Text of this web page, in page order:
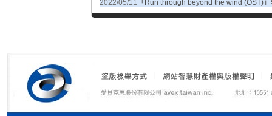
2022/05/11 「Run through beyond the wind (OST)